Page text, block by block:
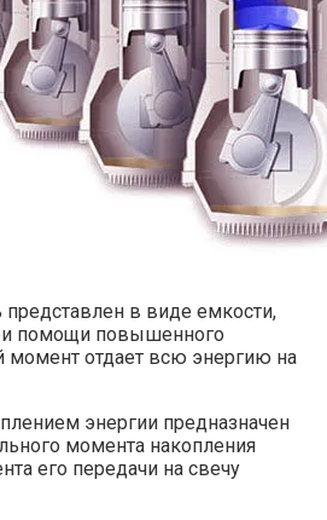
представлен в виде емкости,
помощи повышенного
отдает всю энергию на
энергии предназначен
момента накопления
его передачи на свечу